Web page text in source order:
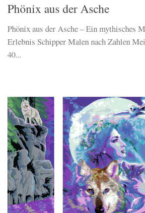
Phönix aus der Asche
Phönix aus der Asche – Ein mythisches
Erlebnis Schipper Malen nach Zahlen
40...